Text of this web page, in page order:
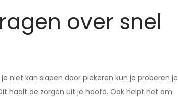
over snel
je niet kan slapen door piekeren kun je proberen je
haalt de zorgen uit je hoofd. Ook helpt het om